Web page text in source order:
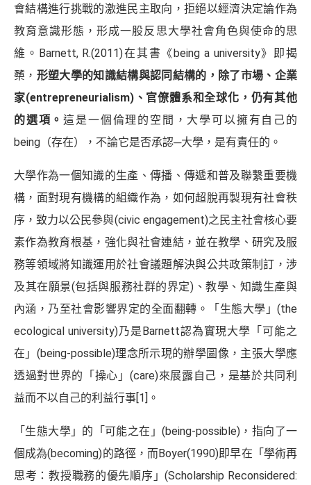
會結構進行挑戰的激進民主取向，拒絕以經濟決定論作為
教育意識形態，形成一股反思大學社會角色與使命的思
維。Barnett, R.(2011)在其書《being a university》即揭
櫫， 形塑大學的知識結構與認同結構的，除了市場、企業
家(entrepreneurialism)、官僚體系和全球化，仍有其他
的選項。這是一個倫理的空間，大學可以擁有自己的
being（存在），不論它是否承認─大學，是有責任的。
大學作為一個知識的生產、傳播、傳遞和普及聯繫重要機
構，面對現有機構的組織作為，如何超脫再製現有社會秩
序，致力以公民參與(civic engagement)之民主社會核心要
素作為教育根基，強化與社會連結，並在教學、研究及服
務等領域將知識運用於社會議題解決與公共政策制訂，涉
及其在願景(包括與服務社群的界定)、教學、知識生產與
內涵，乃至社會影響界定的全面翻轉。「生態大學」(the
ecological university)乃是Barnett認為實現大學「可能之
在」(being-possible)理念所示現的辦學圖像，主張大學應
透過對世界的「操心」(care)來展露自己，是基於共同利
益而不以自己的利益行事[1] 。
「生態大學」的「可能之在」(being-possible)，指向了一
個成為(becoming)的路徑，而Boyer(1990)即早在「學術再
思考：教授職務的優先順序」(Scholarship Reconsidered: